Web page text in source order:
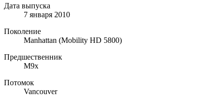
Дата выпуска
7 января 2010
Поколение
Manhattan (Mobility HD 5800)
Предшественник
M9x
Потомок
Vancouver